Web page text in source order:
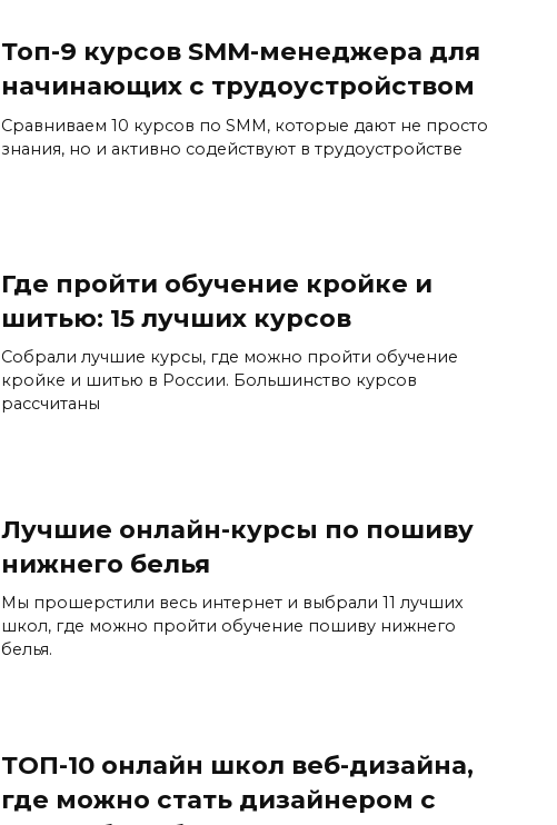
Топ-9 курсов SMM-менеджера для
начинающих с трудоустройством
Сравниваем 10 курсов по SMM, которые дают не просто
знания, но и активно содействуют в трудоустройстве
Где пройти обучение кройке и
шитью: 15 лучших курсов
Собрали лучшие курсы, где можно пройти обучение
кройке и шитью в России. Большинство курсов
рассчитаны
Лучшие онлайн-курсы по пошиву
нижнего белья
Мы прошерстили весь интернет и выбрали 11 лучших
школ, где можно пройти обучение пошиву нижнего
белья.
ТОП-10 онлайн школ веб-дизайна,
где можно стать дизайнером с